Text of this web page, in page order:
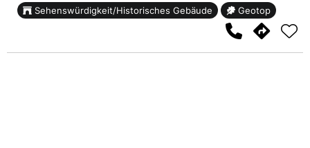
ü.N.N.Sehenswürdigkeit/Historisches Gebäude Geotop